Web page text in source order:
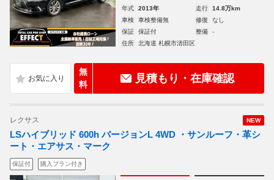
年式 2013年 走行
14.8万km
車検
車検整備無 修復
なし
保証
保証付 整備
-
住所
北海道 札幌市清田区
無
料
見積もり・在庫確認
NEW
レクサス
LSハイブリッド 600h バージョンL 4WD ・サンルーフ・革シ
ート・エアサス・マーク
保証付 購入プラン付き